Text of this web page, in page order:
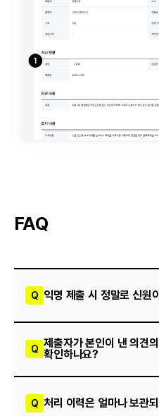
FAQ
Q 익명 제출 시 정말로 신원
않고, 산업안전보건법 제52
금지” 의무를 시스템 차원에
입력하신 연락처가 회신 발
Q 제출자가 본인이 낸 의견
확인하나요?
시점에 카카오 알림톡으로
알림톡의 [조치 결과 확인하
Q 처리 이력은 얼마나 보관